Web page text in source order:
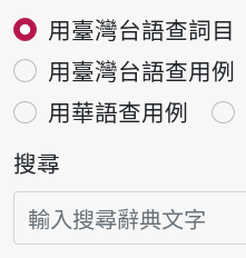
用臺灣台語查詞目
用臺灣台語查用例
用華語查用例
搜尋